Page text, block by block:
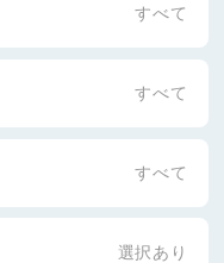
すべて
すべて
すべて
選択あり